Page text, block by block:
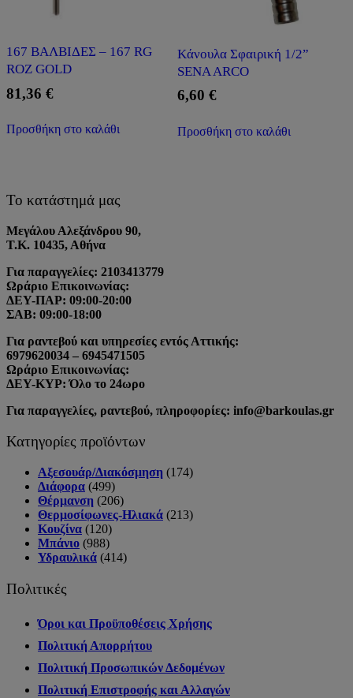
167 ΒΑΛΒΙΔΕΣ – 167 RG
ROZ GOLD
81,36 €
Προσθήκη στο καλάθι
Kάνουλα Σφαιρική 1/2”
SENA ARCO
6,60 €
Προσθήκη στο καλάθι
Το κατάστημά μας
Μεγάλου Αλεξάνδρου 90,
Τ.Κ. 10435, Αθήνα
Για παραγγελίες: 2103413779
Ωράριο Επικοινωνίας:
ΔΕΥ-ΠΑΡ: 09:00-20:00
ΣΑΒ: 09:00-18:00
Για ραντεβού και υπηρεσίες εντός Αττικής:
6979620034 – 6945471505
Ωράριο Επικοινωνίας:
ΔΕΥ-ΚΥΡ: Όλο το 24ωρο
Για παραγγελίες, ραντεβού, πληροφορίες: info@barkoulas.gr
Κατηγορίες προϊόντων
Αξεσουάρ/Διακόσμηση (174)
Διάφορα (499)
Θέρμανση (206)
Θερμοσίφωνες-Ηλιακά (213)
Κουζίνα (120)
Μπάνιο (988)
Υδραυλικά (414)
Πολιτικές
Όροι και Προϋποθέσεις Χρήσης
Πολιτική Απορρήτου
Πολιτική Προσωπικών Δεδομένων
Πολιτική Επιστροφής και Αλλαγών